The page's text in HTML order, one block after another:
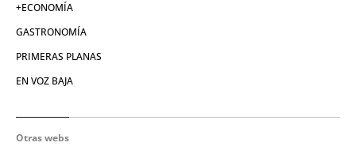
+ECONOMÍA
GASTRONOMÍA
PRIMERAS PLANAS
EN VOZ BAJA
Otras webs